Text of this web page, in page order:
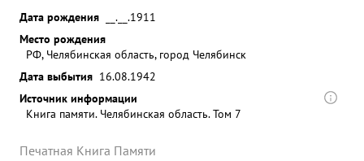
Дата рождения
__.__.1911
Место рождения
РФ, Челябинская область, город Челябинск
Дата выбытия 16.08.1942
Источник информации
Книга памяти. Челябинская область. Том 7
Печатная Книга Памяти